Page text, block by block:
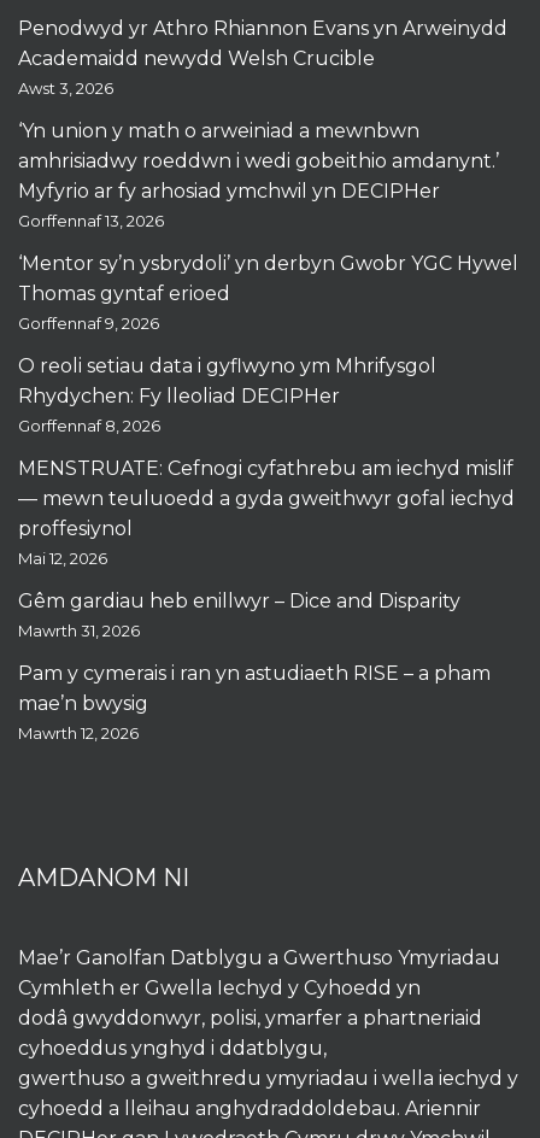
Penodwyd yr Athro Rhiannon Evans yn Arweinydd
Academaidd newydd Welsh Crucible
Awst 3, 2026
‘Yn union y math o arweiniad a mewnbwn
amhrisiadwy roeddwn i wedi gobeithio amdanynt.’
Myfyrio ar fy arhosiad ymchwil yn DECIPHer
Gorffennaf 13, 2026
‘Mentor sy’n ysbrydoli’ yn derbyn Gwobr YGC Hywel
Thomas gyntaf erioed
Gorffennaf 9, 2026
O reoli setiau data i gyflwyno ym Mhrifysgol
Rhydychen: Fy lleoliad DECIPHer
Gorffennaf 8, 2026
MENSTRUATE: Cefnogi cyfathrebu am iechyd mislif
— mewn teuluoedd a gyda gweithwyr gofal iechyd
proffesiynol
Mai 12, 2026
Gêm gardiau heb enillwyr – Dice and Disparity
Mawrth 31, 2026
Pam y cymerais i ran yn astudiaeth RISE – a pham
mae’n bwysig
Mawrth 12, 2026
AMDANOM NI
Mae’r Ganolfan Datblygu a Gwerthuso Ymyriadau
Cymhleth er Gwella Iechyd y Cyhoedd yn
dodâ gwyddonwyr, polisi, ymarfer a phartneriaid
cyhoeddus ynghyd i ddatblygu,
gwerthuso a gweithredu ymyriadau i wella iechyd y
cyhoedd a lleihau anghydraddoldebau. Ariennir